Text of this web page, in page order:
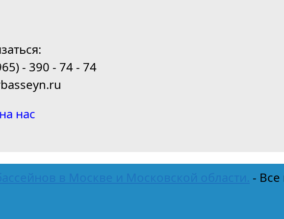
- 390 - 74 - 74
нас
в Москве и Московской области. -